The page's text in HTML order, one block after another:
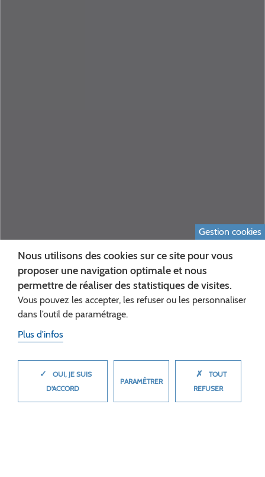
MAI-JUIN 1940 : L’AISNE
EN PREMIÈRE LIGNE
Gestion cookies
Nous utilisons des cookies sur ce site pour vous
proposer une navigation optimale et nous
permettre de réaliser des statistiques de visites.
Vous pouvez les accepter, les refuser ou les personnaliser
dans l’outil de paramétrage.
Plus d'infos
✓
OUI, JE SUIS
D'ACCORD
PARAMÈTRER
✗
TOUT
REFUSER
MASQUER